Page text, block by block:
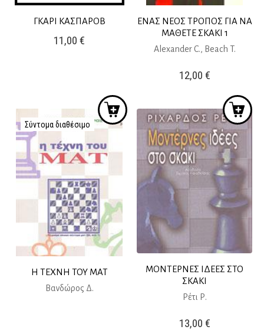
ΓΚΑΡΙ ΚΑΣΠΑΡΟΒ
11,00€
ΕΝΑΣ ΝΕΟΣ ΤΡΟΠΟΣ ΓΙΑ ΝΑ
ΜΑΘΕΤΕ ΣΚΑΚΙ 1
Alexander C., Beach T.
12,00 €
Σύντομα διαθέσιμο
Η ΤΕΧΝΗ ΤΟΥ ΜΑΤ
Βανδώρος Δ.
ΜΟΝΤΕΡΝΕΣ ΙΔΕΕΣ ΣΤΟ
ΣΚΑΚΙ
Ρέτι Ρ.
13,00 €